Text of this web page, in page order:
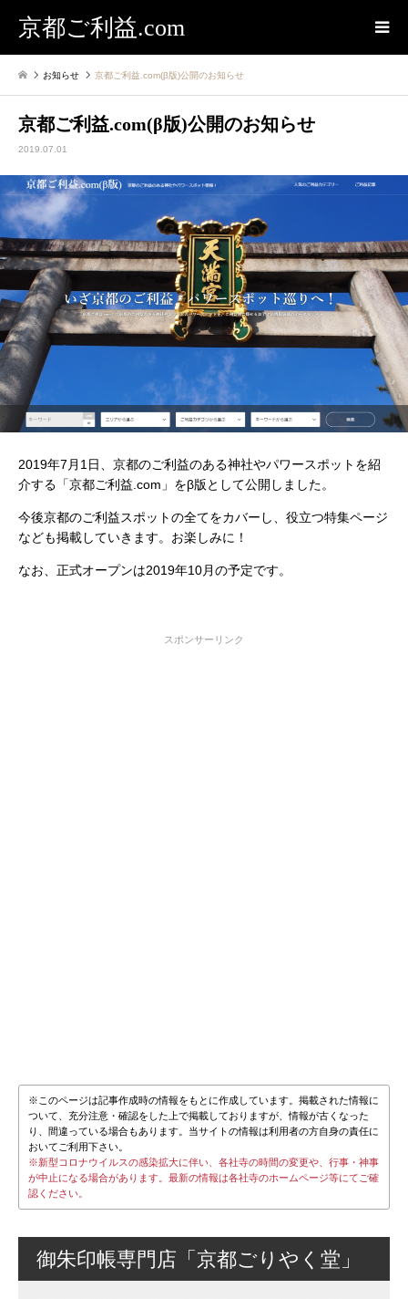
京都ご利益.com
お知らせ 京都ご利益.com(β版)公開のお知らせ
京都ご利益.com(β版)公開のお知らせ
2019.07.01
2019年7月1日、京都のご利益のある神社やパワースポットを紹
介する「京都ご利益.com」をβ版として公開しました。
今後京都のご利益スポットの全てをカバーし、役立つ特集ページ
なども掲載していきます。お楽しみに！
なお、正式オープンは2019年10月の予定です。
スポンサーリンク
※このページは記事作成時の情報をもとに作成しています。掲載された情報に
ついて、充分注意・確認をした上で掲載しておりますが、情報が古くなった
り、間違っている場合もあります。当サイトの情報は利用者の方自身の責任に
おいてご利用下さい。
※新型コロナウイルスの感染拡大に伴い、各社寺の時間の変更や、行事・神事
が中止になる場合があります。最新の情報は各社寺のホームページ等にてご確
認ください。
御朱印帳専門店「京都ごりやく堂」